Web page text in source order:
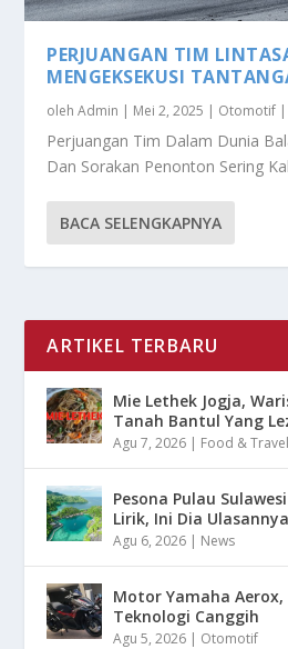
PERJUANGAN TIM
MENGEKSEKUSI
olehAdmin | Mei 2, 2025 | Otomotif |
Perjuangan Tim Dalam Dunia
Dan Sorakan Penonton Sering
BACA SELENGKAPNYA
ARTIKEL TERBARU
Mie Lethek Jogja,
Tanah Bantul Yang
Agu 7, 2026 | Food & Travel
Pesona Pulau
Lirik, Ini Dia Ulasannya
Agu 6, 2026 | News
Motor Yamaha
Teknologi Canggih
Agu 5, 2026 | Otomotif